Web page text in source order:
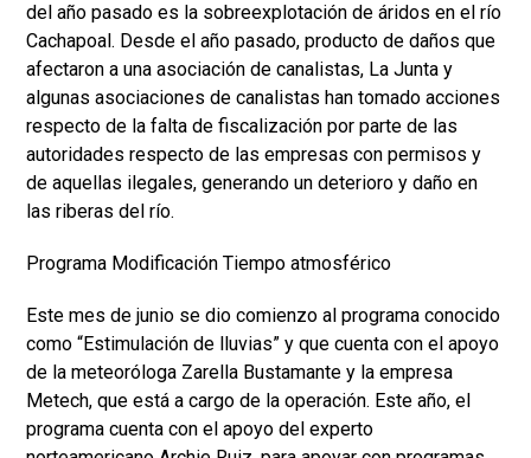
del año pasado es la sobreexplotación de áridos en el río
Cachapoal. Desde el año pasado, producto de daños que
afectaron a una asociación de canalistas, La Junta y
algunas asociaciones de canalistas han tomado acciones
respecto de la falta de fiscalización por parte de las
autoridades respecto de las empresas con permisos y
de aquellas ilegales, generando un deterioro y daño en
las riberas del río.
Programa Modificación Tiempo atmosférico
Este mes de junio se dio comienzo al programa conocido
como “Estimulación de lluvias” y que cuenta con el apoyo
de la meteoróloga Zarella Bustamante y la empresa
Metech, que está a cargo de la operación. Este año, el
programa cuenta con el apoyo del experto